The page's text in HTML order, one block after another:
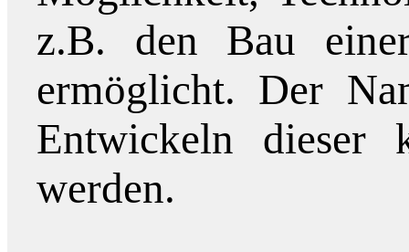
z.B. den Bau
ermöglicht. Der
Entwickeln dieser
werden.